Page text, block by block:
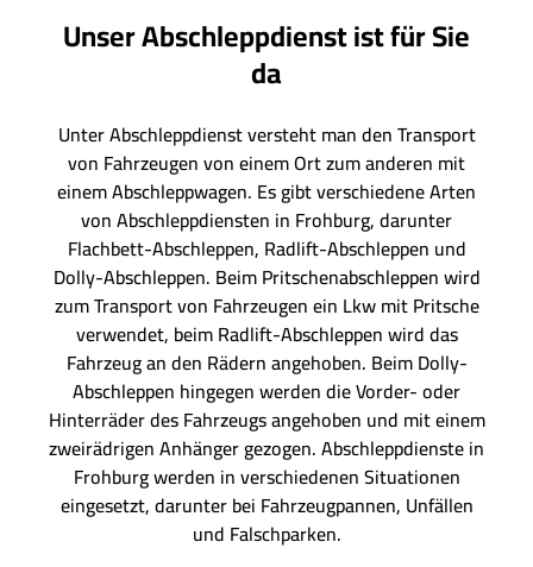
Unser Abschleppdienst ist für Sie
da
Unter Abschleppdienst versteht man den Transport
von Fahrzeugen von einem Ort zum anderen mit
einem Abschleppwagen. Es gibt verschiedene Arten
von Abschleppdiensten in Frohburg, darunter
Flachbett-Abschleppen, Radlift-Abschleppen und
Dolly-Abschleppen. Beim Pritschenabschleppen wird
zum Transport von Fahrzeugen ein Lkw mit Pritsche
verwendet, beim Radlift-Abschleppen wird das
Fahrzeug an den Rädern angehoben. Beim Dolly-
Abschleppen hingegen werden die Vorder- oder
Hinterräder des Fahrzeugs angehoben und mit einem
zweirädrigen Anhänger gezogen. Abschleppdienste in
Frohburg werden in verschiedenen Situationen
eingesetzt, darunter bei Fahrzeugpannen, Unfällen
und Falschparken.